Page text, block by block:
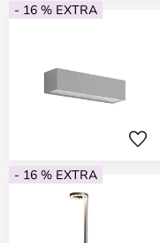
- 16 % EXTRA
- 16 % EXTRA